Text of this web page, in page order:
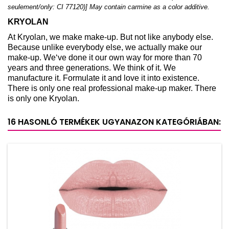
seulement/only: CI 77120)] May contain carmine as a color additive.
KRYOLAN
At Kryolan, we make make-up. But not like anybody else.
Because unlike everybody else, we actually make our
make-up. We‘ve done it our own way for more than 70
years and three generations. We think of it. We
manufacture it. Formulate it and love it into existence.
There is only one real professional make-up maker. There
is only one Kryolan.
16 HASONLÓ TERMÉKEK UGYANAZON KATEGÓRIÁBAN: